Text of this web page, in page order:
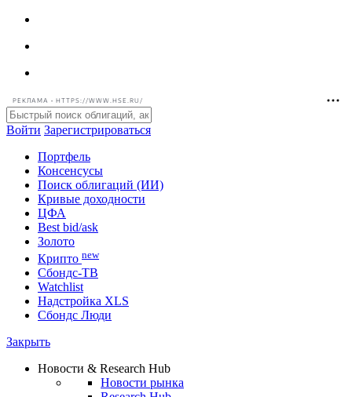
РЕКЛАМА • HTTPS://WWW.HSE.RU/
Войти Зарегистрироваться
Портфель
Консенсусы
Поиск облигаций (ИИ)
Кривые доходности
ЦФА
Best bid/ask
Золото
Крипто new
Watchlist
Сбондс Люди